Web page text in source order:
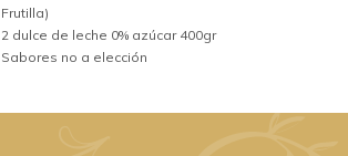
Frutilla)
2 dulce de leche 0% azúcar 400gr
Sabores no a elección